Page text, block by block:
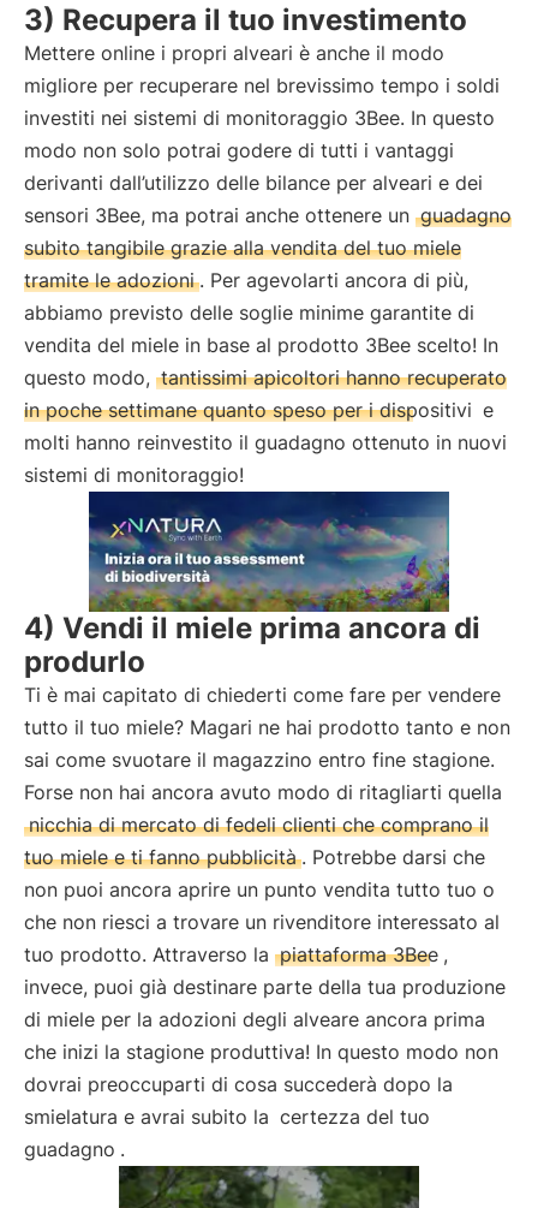
3) Recupera il tuo investimento
Mettere online i propri alveari è anche il modo
migliore per recuperare nel brevissimo tempo i soldi
investiti nei sistemi di monitoraggio 3Bee. In questo
modo non solo potrai godere di tutti i vantaggi
derivanti dall’utilizzo delle bilance per alveari e dei
sensori 3Bee, ma potrai anche ottenere un guadagno
subito tangibile grazie alla vendita del tuo miele
tramite le adozioni . Per agevolarti ancora di più,
abbiamo previsto delle soglie minime garantite di
vendita del miele in base al prodotto 3Bee scelto! In
questo modo, tantissimi apicoltori hanno recuperato
in poche settimane quanto speso per i dispositivi e
molti hanno reinvestito il guadagno ottenuto in nuovi
sistemi di monitoraggio!
4) Vendi il miele prima ancora di
produrlo
Ti è mai capitato di chiederti come fare per vendere
tutto il tuo miele? Magari ne hai prodotto tanto e non
sai come svuotare il magazzino entro fine stagione.
Forse non hai ancora avuto modo di ritagliarti quella
nicchia di mercato di fedeli clienti che comprano il
tuo miele e ti fanno pubblicità . Potrebbe darsi che
non puoi ancora aprire un punto vendita tutto tuo o
che non riesci a trovare un rivenditore interessato al
tuo prodotto. Attraverso la piattaforma 3Bee ,
invece, puoi già destinare parte della tua produzione
di miele per la adozioni degli alveare ancora prima
che inizi la stagione produttiva! In questo modo non
dovrai preoccuparti di cosa succederà dopo la
smielatura e avrai subito la certezza del tuo
guadagno .